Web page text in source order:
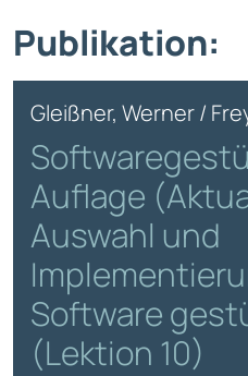
Publikation:
Gleißner, Werner /
Auflage
Auswahl und
Software
(Lektion 10)